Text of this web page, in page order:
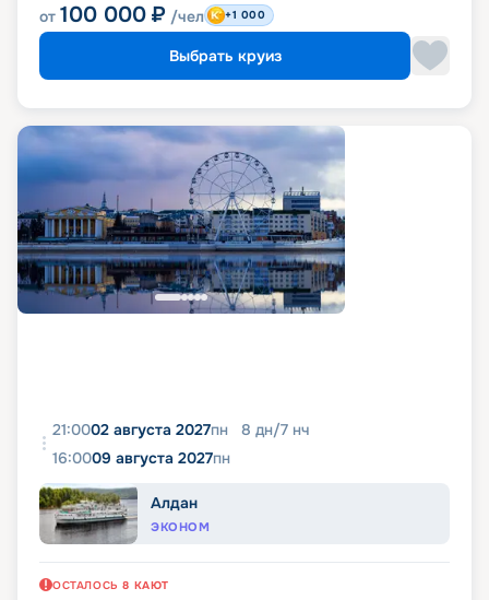
от 100 000 ₽ /чел +1 000
Выбрать круиз
21:0002 августа 2027пн 8 дн/7 нч
16:0009 августа 2027пн
Алдан
ЭКОНОМ
ОСТАЛОСЬ 8 КАЮТ